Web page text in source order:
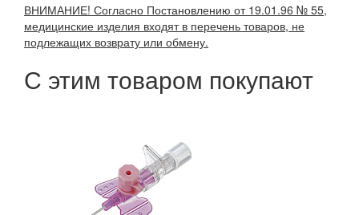
ВНИМАНИЕ! Согласно Постановлению от 19.01.96 № 55,
медицинские изделия входят в перечень товаров, не
подлежащих возврату или обмену.
С этим товаром покупают